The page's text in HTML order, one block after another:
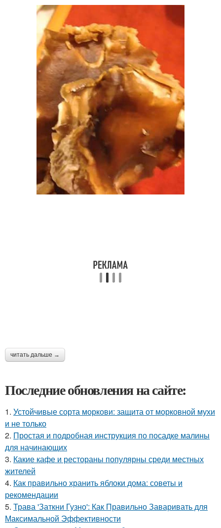
читать дальше →
Последние обновления на сайте:
1. Устойчивые сорта моркови: защита от морковной мухи
и не только
2. Простая и подробная инструкция по посадке малины
для начинающих
3. Какие кафе и рестораны популярны среди местных
жителей
4. Как правильно хранить яблоки дома: советы и
рекомендации
5. Трава 'Заткни Гузно': Как Правильно Заваривать для
Максимальной Эффективности